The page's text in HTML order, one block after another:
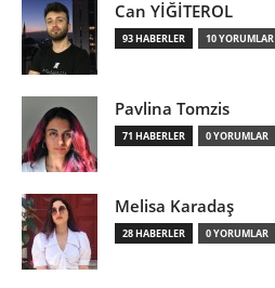
Can YİĞİTEROL
93 HABERLER 10 YORUMLAR
Pavlina Tomzis
71 HABERLER 0 YORUMLAR
Melisa Karadaş
28 HABERLER 0 YORUMLAR